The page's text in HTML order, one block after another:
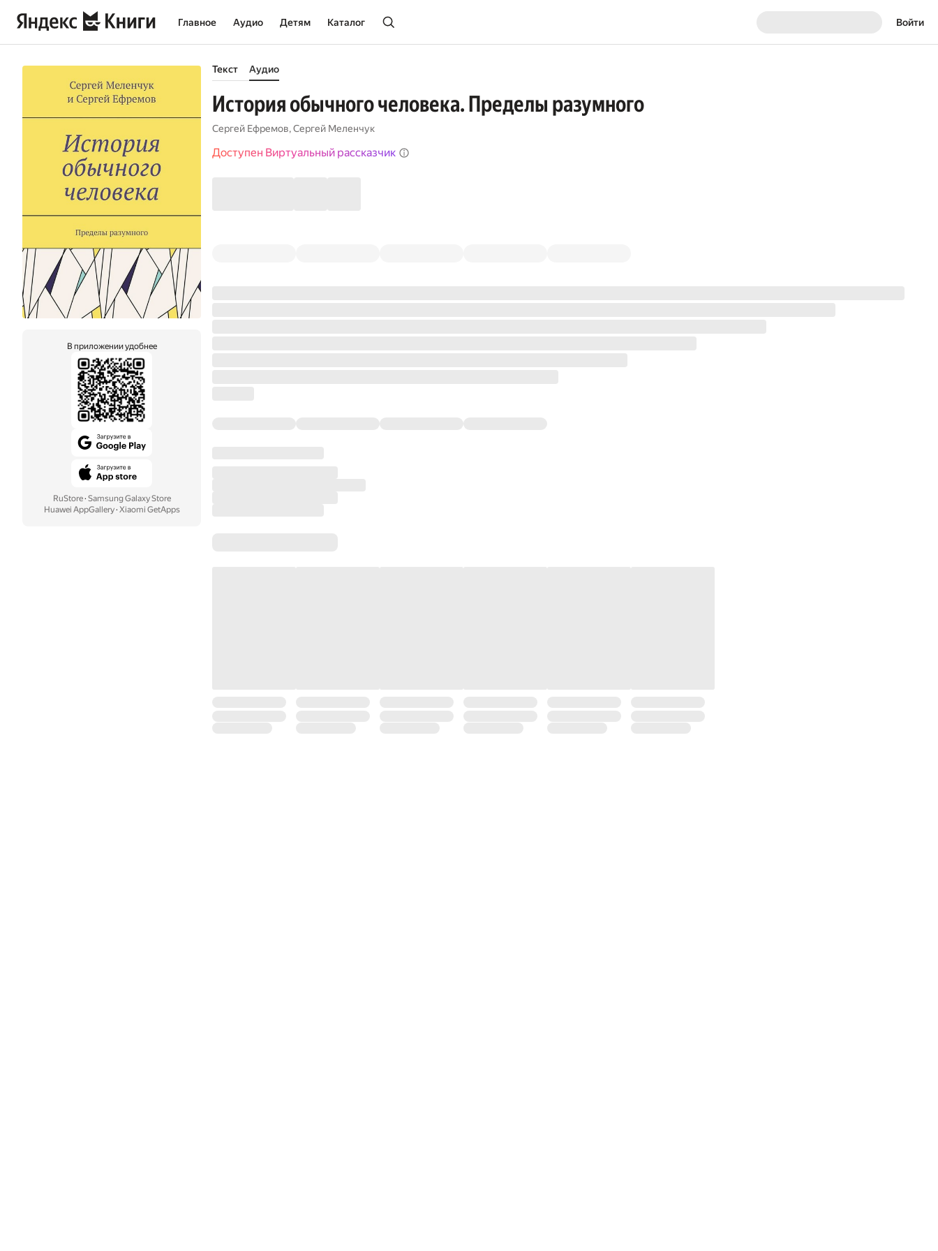
Главное Аудио Детям Каталог Войти
В приложении удобнее
RuStore· Samsung Galaxy Store
Huawei AppGallery· Xiaomi GetApps
Текст Аудио
История обычного человека. Пределы разумного
Сергей Ефремов,Сергей Меленчук
Доступен Виртуальный рассказчик